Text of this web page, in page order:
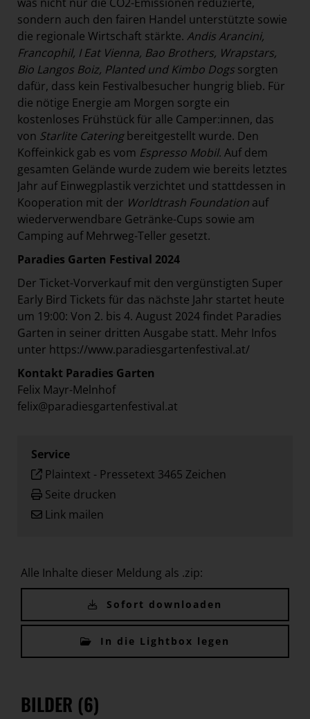
sondern auch den fairen Handel unterstützte sowie
die regionale Wirtschaft stärkte. Andis Arancini,
Francophil, I Eat Vienna, Bao Brothers, Wrapstars,
Bio Langos Boiz, Planted und Kimbo Dogs sorgten
dafür, dass kein Festivalbesucher hungrig blieb. Für
die nötige Energie am Morgen sorgte ein
kostenloses Frühstück für alle Camper:innen, das
von Starlite Cateringbereitgestellt wurde. Den
Koffeinkick gab es vom Espresso Mobil. Auf dem
gesamten Gelände wurde zudem wie bereits letztes
Jahr auf Einwegplastik verzichtet und stattdessen in
Kooperation mit der Worldtrash Foundation auf
wiederverwendbare Getränke-Cups sowie am
Camping auf Mehrweg-Teller gesetzt.
Paradies Garten Festival 2024
Der Ticket-Vorverkauf mit den vergünstigten Super
Early Bird Tickets für das nächste Jahr startet heute
um 19:00: Von 2. bis 4. August 2024 findet Paradies
Garten in seiner dritten Ausgabe statt. Mehr Infos
unter https://www.paradiesgartenfestival.at/
Kontakt Paradies Garten
Felix Mayr-Melnhof
felix@paradiesgartenfestival.at
Service
Plaintext - Pressetext 3465 Zeichen
Seite drucken
Link mailen
Alle Inhalte dieser Meldung als .zip:
Sofort downloaden
In die Lightbox legen
BILDER (6)